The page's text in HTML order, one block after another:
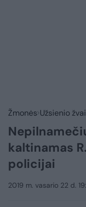
Žmonės Užsienio
kaltinamas
policijai
2019 m. vasario 22 d.